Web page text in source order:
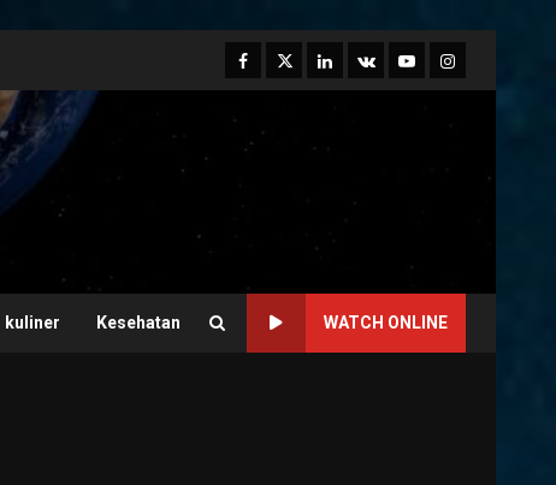
Facebook
TwitterLinkedin
VK YoutubeInstagram
kuliner Kesehatan WATCH ONLINE